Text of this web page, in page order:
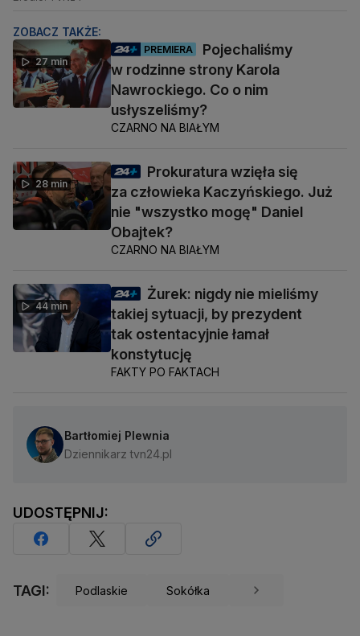
ZOBACZ TAKŻE:
27 min
PREMIERA
Pojechaliśmy
w rodzinne strony Karola
Nawrockiego. Co o nim
usłyszeliśmy?
CZARNO NA BIAŁYM
28 min
Prokuratura wzięła się
za człowieka Kaczyńskiego. Już
nie "wszystko mogę" Daniel
Obajtek?
CZARNO NA BIAŁYM
44 min
Żurek: nigdy nie mieliśmy
takiej sytuacji, by prezydent
tak ostentacyjnie łamał
konstytucję
FAKTY PO FAKTACH
Bartłomiej Plewnia
Dziennikarz tvn24.pl
UDOSTĘPNIJ:
TAGI: Podlaskie Sokółka